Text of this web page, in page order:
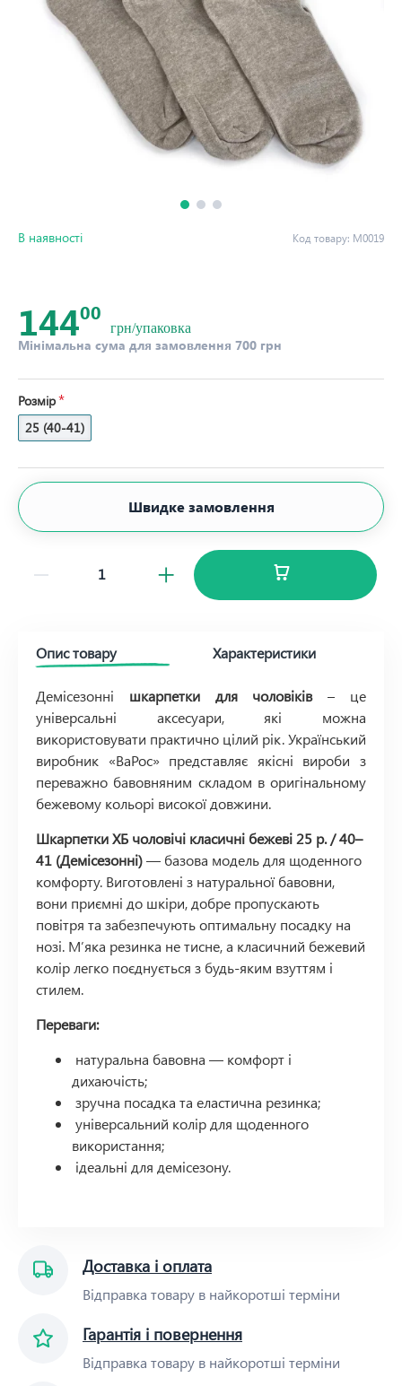
14400
грн/упаковка
Мінімальна сума для замовлення 700 грн
В наявності Код товару: М0019
Розмір
25 (40-41)
Швидке замовлення
Доставка і оплата
Відправка товару в найкоротші терміни
Гарантія і повернення
Відправка товару в найкоротші терміни
Опис товару Характеристики
Демісезонні шкарпетки для чоловіків– це
універсальні аксесуари, які можна
використовувати практично цілий рік. Український
виробник «ВаРос» представляє якісні вироби з
переважно бавовняним складом в оригінальному
бежевому кольорі високої довжини.
Шкарпетки ХБ чоловічі класичні бежеві 25 р. / 40–
41 (Демісезонні)— базова модель для щоденного
комфорту. Виготовлені з натуральної бавовни,
вони приємні до шкіри, добре пропускають
повітря та забезпечують оптимальну посадку на
нозі. М’яка резинка не тисне, а класичний бежевий
колір легко поєднується з будь-яким взуттям і
стилем.
Переваги:
натуральна бавовна — комфорт і
дихаючість;
зручна посадка та еластична резинка;
універсальний колір для щоденного
використання;
ідеальні для демісезону.